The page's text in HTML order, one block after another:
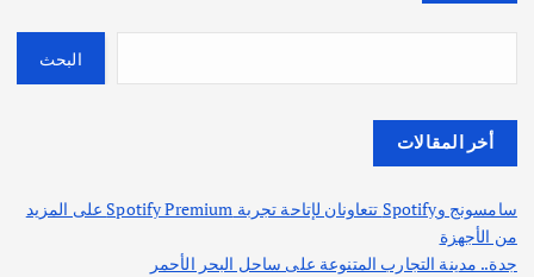
البحث
أخر المقالات
سامسونج وSpotify تتعاونان لإتاحة تجربة Spotify Premium على المزيد
من الأجهزة
جدة.. مدينة التجارب المتنوعة على ساحل البحر الأحمر